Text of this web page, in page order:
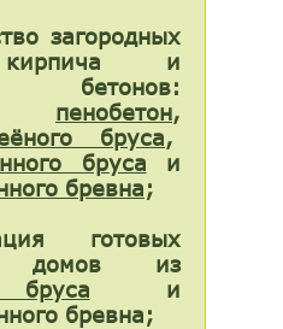
загородных
и
бетонов:
пенобетон,
бруса,
бруса и
бревна;
готовых
домов из
и
бревна;